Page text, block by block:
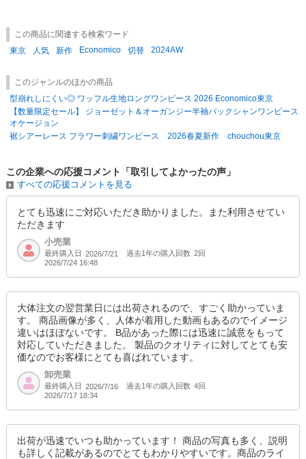
※実際の送料は、上記送料をもとに、出荷時に決まります。
※・納期が異なる商品を一緒にご注文いただいた場合は
出荷金額ごと(予約販売/3営業日以内)に送料が発生いたします。
この商品に関連する検索ワード
東京
人気 新作 Economico 切替 2024AW
このジャンルのほかの商品
型崩れしにくい◎ ワッフル生地ロングワンピース 2026 Economico東京
【数量限定セール】 ジョーゼット＆オーガンジー半袖バックシャンワンピース
オケージョン
裾シアーレース フラワー刺繍ワンピース 2026春夏新作 chouchou東京
この企業への応援コメント「取引してよかったの声」
すべての応援コメントを見る
とても迅速にご対応いただき助かりました。また利用させてい
ただきます
小売業
最終購入日 2026/7/21 過去1年の購入回数 2回
2026/7/24 16:48
大体注文の翌営業日には出荷されるので、すごく助かっていま
す。 商品画像が多く、人体が着用した動画もあるのでイメージ
違いはほぼないです。 B品があった際には迅速に誠意をもって
対応していただきました。 製品のクオリティに対してとても安
価なのでお客様にとても喜ばれています。
卸売業
最終購入日 2026/7/16 過去1年の購入回数 4回
2026/7/17 18:34
出荷が迅速でいつも助かっています！ 商品の写真も多く、説明
も詳しく記載があるのでとてもわかりやすいです。商品のライ